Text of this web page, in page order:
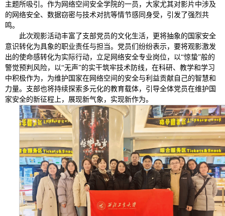
主题所吸引。作为网络空间安全学院的一员，大家尤其对影片中涉及
的网络安全、数据窃密与技术对抗等情节感同身受，引发了强烈共
鸣。
此次观影活动丰富了支部党员的文化生活，更将抽象的国家安全
意识转化为具象的职业责任与担当。党员们纷纷表示，要将观影激发
出的使命感转化为实际行动，立足网络安全专业岗位，以“惊蛰”般的
警觉预判风险，以“无声”的实干筑牢技术防线，在科研、教学和学习
中积极作为，为维护国家在网络空间的安全与利益贡献自己的智慧和
力量。支部也将持续探索多元化的教育载体，引导全体党员在维护国
家安全的新征程上，展现新气象，实现新作为。